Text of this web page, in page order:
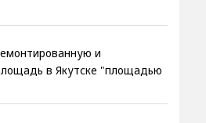
и
в Якутске "площадью